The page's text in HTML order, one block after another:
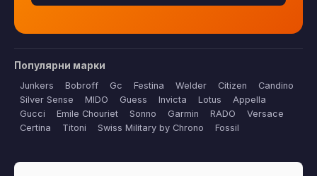
Популярни марки
Junkers Bobroff Gc Festina Welder Citizen
Candino
Silver Sense
MIDO Guess Invicta Lotus
Appella
Gucci
Emile Chouriet Sonno Garmin RADO
Versace
Certina
Titoni Swiss Military by Chrono Fossil